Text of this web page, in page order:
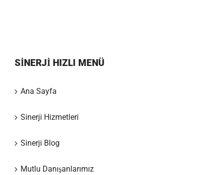
SİNERJİ HIZLI MENÜ
Ana Sayfa
Sinerji Hizmetleri
Sinerji Blog
Mutlu Danışanlarımız